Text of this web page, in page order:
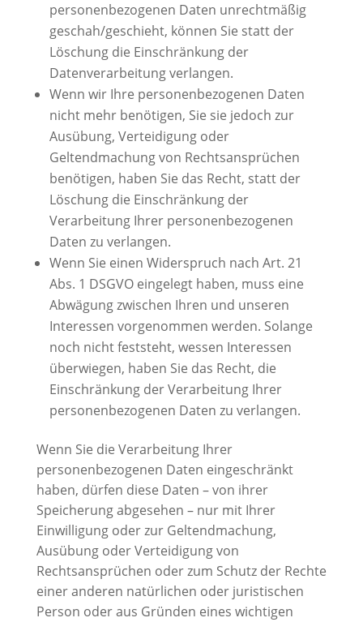
personenbezogenen Daten unrechtmäßig
geschah/geschieht, können Sie statt der
Löschung die Einschränkung der
Datenverarbeitung verlangen.
Wenn wir Ihre personenbezogenen Daten
nicht mehr benötigen, Sie sie jedoch zur
Ausübung, Verteidigung oder
Geltendmachung von Rechtsansprüchen
benötigen, haben Sie das Recht, statt der
Löschung die Einschränkung der
Verarbeitung Ihrer personenbezogenen
Daten zu verlangen.
Wenn Sie einen Widerspruch nach Art. 21
Abs. 1 DSGVO eingelegt haben, muss eine
Abwägung zwischen Ihren und unseren
Interessen vorgenommen werden. Solange
noch nicht feststeht, wessen Interessen
überwiegen, haben Sie das Recht, die
Einschränkung der Verarbeitung Ihrer
personenbezogenen Daten zu verlangen.
Wenn Sie die Verarbeitung Ihrer
personenbezogenen Daten eingeschränkt
haben, dürfen diese Daten – von ihrer
Speicherung abgesehen – nur mit Ihrer
Einwilligung oder zur Geltendmachung,
Ausübung oder Verteidigung von
Rechtsansprüchen oder zum Schutz der Rechte
einer anderen natürlichen oder juristischen
Person oder aus Gründen eines wichtigen